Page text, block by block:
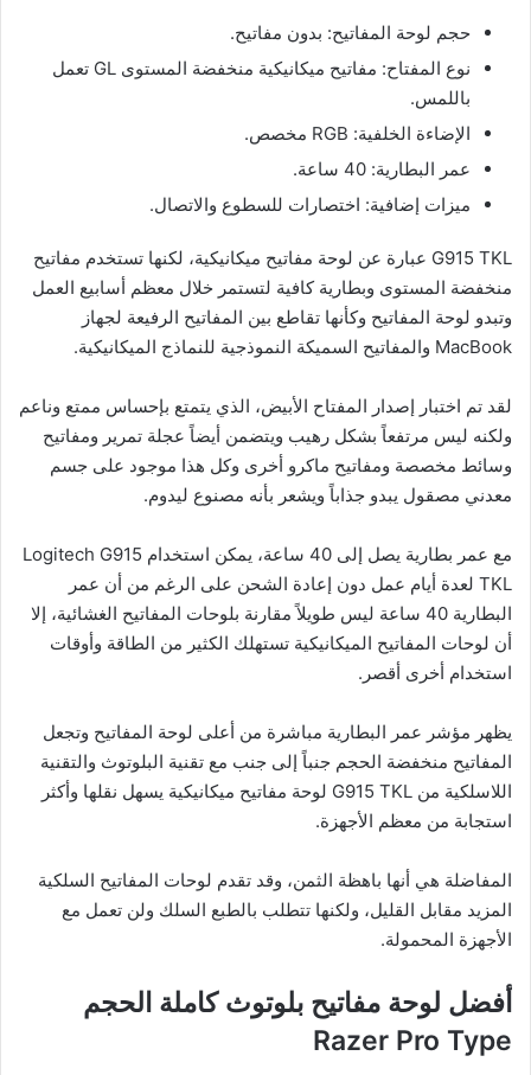
حجم لوحة المفاتيح: بدون مفاتيح.
نوع المفتاح: مفاتيح ميكانيكية منخفضة المستوى GL تعمل
باللمس.
الإضاءة الخلفية: RGB مخصص.
عمر البطارية: 40 ساعة.
ميزات إضافية: اختصارات للسطوع والاتصال.
G915 TKL عبارة عن لوحة مفاتيح ميكانيكية، لكنها تستخدم مفاتيح
منخفضة المستوى وبطارية كافية لتستمر خلال معظم أسابيع العمل
وتبدو لوحة المفاتيح وكأنها تقاطع بين المفاتيح الرفيعة لجهاز
MacBook والمفاتيح السميكة النموذجية للنماذج الميكانيكية.
لقد تم اختبار إصدار المفتاح الأبيض، الذي يتمتع بإحساس ممتع وناعم
ولكنه ليس مرتفعاً بشكل رهيب ويتضمن أيضاً عجلة تمرير ومفاتيح
وسائط مخصصة ومفاتيح ماكرو أخرى وكل هذا موجود على جسم
معدني مصقول يبدو جذاباً ويشعر بأنه مصنوع ليدوم.
مع عمر بطارية يصل إلى 40 ساعة، يمكن استخدام Logitech G915
TKL لعدة أيام عمل دون إعادة الشحن على الرغم من أن عمر
البطارية 40 ساعة ليس طويلاً مقارنة بلوحات المفاتيح الغشائية، إلا
أن لوحات المفاتيح الميكانيكية تستهلك الكثير من الطاقة وأوقات
استخدام أخرى أقصر.
يظهر مؤشر عمر البطارية مباشرة من أعلى لوحة المفاتيح وتجعل
المفاتيح منخفضة الحجم جنباً إلى جنب مع تقنية البلوتوث والتقنية
اللاسلكية من G915 TKL لوحة مفاتيح ميكانيكية يسهل نقلها وأكثر
استجابة من معظم الأجهزة.
المفاضلة هي أنها باهظة الثمن، وقد تقدم لوحات المفاتيح السلكية
المزيد مقابل القليل، ولكنها تتطلب بالطبع السلك ولن تعمل مع
الأجهزة المحمولة.
أفضل لوحة مفاتيح بلوتوث كاملة الحجم
Razer Pro Type